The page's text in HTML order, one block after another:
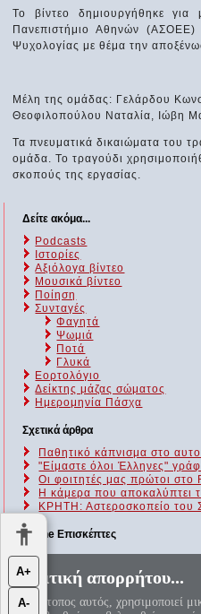
Το βίντεο δημιουργήθηκε για
Πανεπιστήμιο Αθηνών
Ψυχολογίας με θέμα την
Μέλη της ομάδας: Γελάρδου
Θεοφιλοπούλου Ναταλία, Ιώβη
Τα πνευματικά δικαιώματα του
ομάδα. Το τραγούδι
σκοπούς της εργασίας.
Δείτε ακόμα...
Podcasts
Ιστορίες
Αξιόλογα βίντεο
Μουσικά βίντεο
Ποίηση
Συνταγές
Φαγητά
Ψωμιά
Ποτά
Γλυκά
Εορτολόγιο
Δείκτης μάζας σώματος
Ημερομηνία Πάσχα
Σχετικά άρθρα
Παθητικό κάπνισμα στο
"Είμαστε όλοι Έλληνες"
Οι φοιτητές μας πρώτοι
Η κάμερα που αποκαλύπτει
ΚΡΗΤΗ: Αστεροσκοπείο του
Online Επισκέπτες
Αυτήν τη στιγμή επισκέπτονται
κανένα μέλος
«Αεί ο Θεός ο Μέγας
Πολιτική απορρήτου...
Ο ιστότοπος αυτός, χρησιμοποιεί
Α+
Α-